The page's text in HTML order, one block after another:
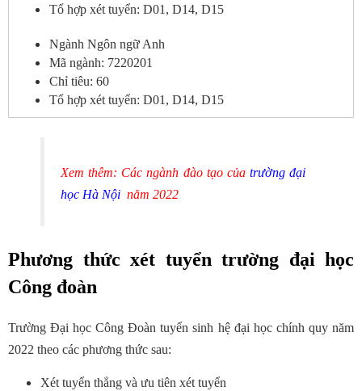
Tổ hợp xét tuyển: D01, D14, D15
Ngành Ngôn ngữ Anh
Mã ngành: 7220201
Chỉ tiêu: 60
Tổ hợp xét tuyển: D01, D14, D15
Xem thêm: Các ngành đào tạo của trường đại
học Hà Nội năm 2022
Phương thức xét tuyển trường đại học
Công đoàn
Trường Đại học Công Đoàn tuyển sinh hệ đại học chính quy năm
2022 theo các phương thức sau:
Xét tuyển thẳng và ưu tiên xét tuyển